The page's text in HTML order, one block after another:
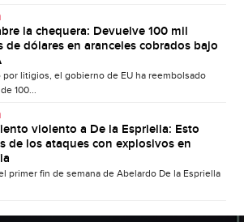
la chequera: Devuelve 100 mil
de dólares en aranceles cobrados bajo
por litigios, el gobierno de EU ha reembolsado
100...
violento a De la Espriella: Esto
de los ataques con explosivos en
primer fin de semana de Abelardo De la Espriella